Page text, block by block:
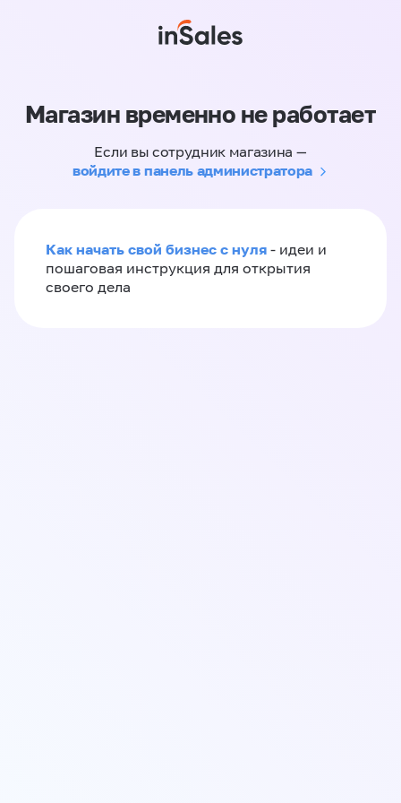
Магазин временно не работает
Если вы сотрудник магазина —
войдите в панель администратора
Как начать свой бизнес с нуля - идеи и
пошаговая инструкция для открытия
своего дела